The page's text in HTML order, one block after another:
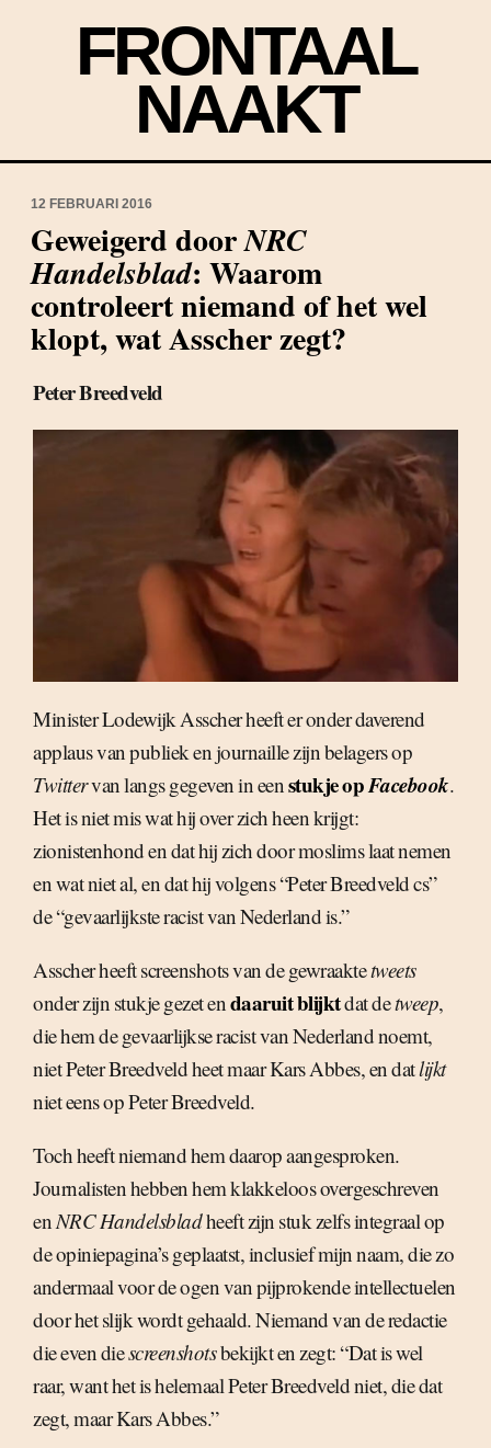
FRONTAAL
NAAKT
12 FEBRUARI 2016
Geweigerd doorNRC
Handelsblad: Waarom
controleert niemand of het wel
klopt, wat Asscher zegt?
Peter Breedveld
Minister Lodewijk Asscher heeft er onder daverend
applaus van publiek en journaille zijn belagers op
Twittervan langs gegeven in eenstukje opFacebook.
Het is niet mis wat hij over zich heen krijgt:
zionistenhond en dat hij zich door moslims laat nemen
en wat niet al, en dat hij volgens “Peter Breedveld cs”
de “gevaarlijkste racist van Nederland is.”
Asscher heeft screenshots van de gewraaktetweets
onder zijn stukje gezet endaaruit blijktdat detweep,
die hem de gevaarlijkse racist van Nederland noemt,
niet Peter Breedveld heet maar Kars Abbes, en datlijkt
niet eens op Peter Breedveld.
Toch heeft niemand hem daarop aangesproken.
Journalisten hebben hem klakkeloos overgeschreven
enNRC Handelsbladheeft zijn stuk zelfs integraal op
de opiniepagina’s geplaatst, inclusief mijn naam, die zo
andermaal voor de ogen van pijprokende intellectuelen
door het slijk wordt gehaald. Niemand van de redactie
die even diescreenshotsbekijkt en zegt: “Dat is wel
raar, want het is helemaal Peter Breedveld niet, die dat
zegt, maar Kars Abbes.”